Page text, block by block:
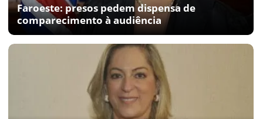
Faroeste: presos pedem dispensa de
comparecimento à audiência